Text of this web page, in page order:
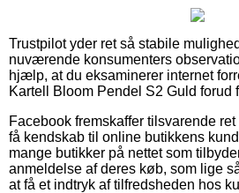
Trustpilot yder ret så stabile
nuværende konsumenters
hjælp, at du eksaminerer internet
Kartell Bloom Pendel S2 Guld forud
Facebook fremskaffer tilsvarende
få kendskab til online butikkens
mange butikker på nettet som
anmeldelse af deres køb, som lige
at få et indtryk af tilfredsheden hos